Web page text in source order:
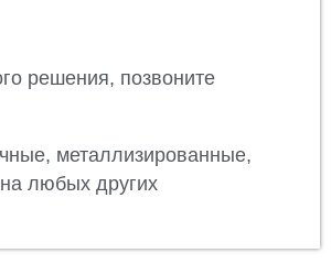
решения, позвоните
металлизированные,
любых других